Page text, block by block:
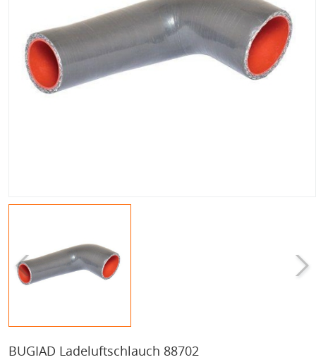
BUGIAD Ladeluftschlauch 88702